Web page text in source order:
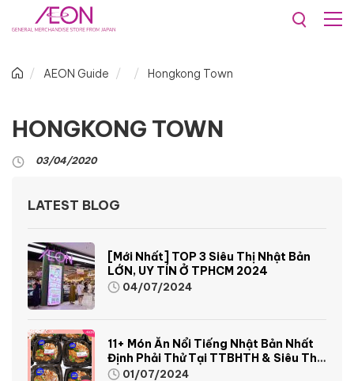
AEON Guide Hongkong Town
HONGKONG TOWN
03/04/2020
LATEST BLOG
[Mới Nhất] TOP 3 Siêu Thị Nhật Bản
LỚN, UY TÍN Ở TPHCM 2024
04/07/2024
11+ Món Ăn Nổi Tiếng Nhật Bản Nhất
Định Phải Thử Tại TTBHTH & Siêu Thị
AEON01/07/2024